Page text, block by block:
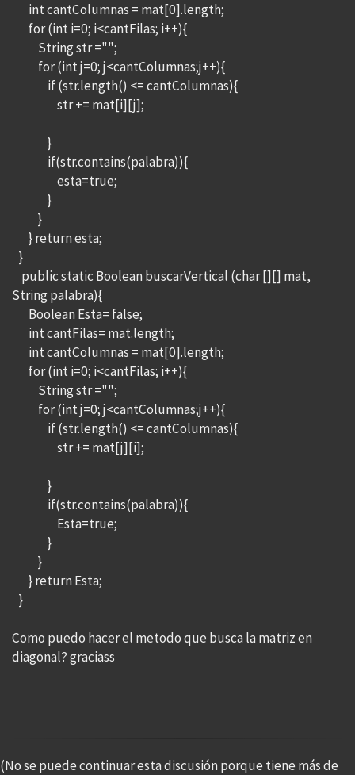
int cantColumnas = mat[0].length;
for (int i=0; i<cantFilas; i++){
String str ="";
for (int j=0; j<cantColumnas;j++){
if (str.length() <= cantColumnas){
str += mat[i][j];
}
if(str.contains(palabra)){
esta=true;
}
}
} return esta;
}
public static Boolean buscarVertical (char [][] mat,
String palabra){
Boolean Esta= false;
int cantFilas= mat.length;
int cantColumnas = mat[0].length;
for (int i=0; i<cantFilas; i++){
String str ="";
for (int j=0; j<cantColumnas;j++){
if (str.length() <= cantColumnas){
str += mat[j][i];
}
if(str.contains(palabra)){
Esta=true;
}
}
} return Esta;
}
Como puedo hacer el metodo que busca la matriz en
diagonal? graciass
(No se puede continuar esta discusión porque tiene más de